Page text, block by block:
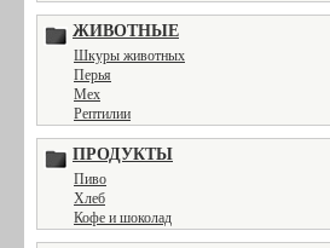
ЖИВОТНЫЕ
Шкуры животных
Перья
Мех
Рептилии
ПРОДУКТЫ
Пиво
Хлеб
Кофе и шоколад